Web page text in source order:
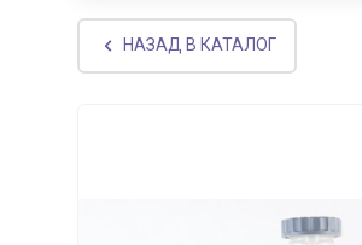
НАЗАД В КАТАЛОГ